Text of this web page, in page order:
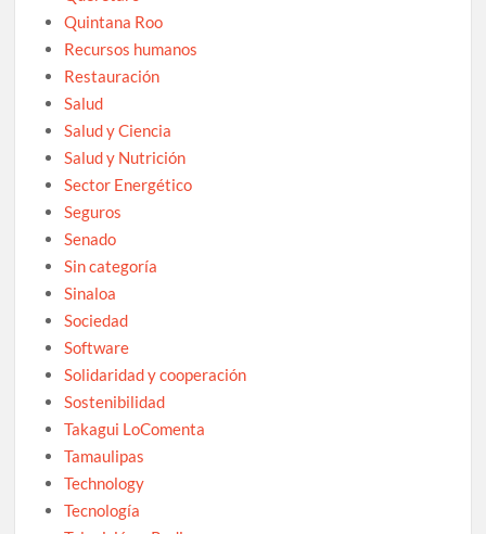
Quintana Roo
Recursos humanos
Restauración
Salud
Salud y Ciencia
Salud y Nutrición
Sector Energético
Seguros
Senado
Sin categoría
Sinaloa
Sociedad
Software
Solidaridad y cooperación
Sostenibilidad
Takagui LoComenta
Tamaulipas
Technology
Tecnología